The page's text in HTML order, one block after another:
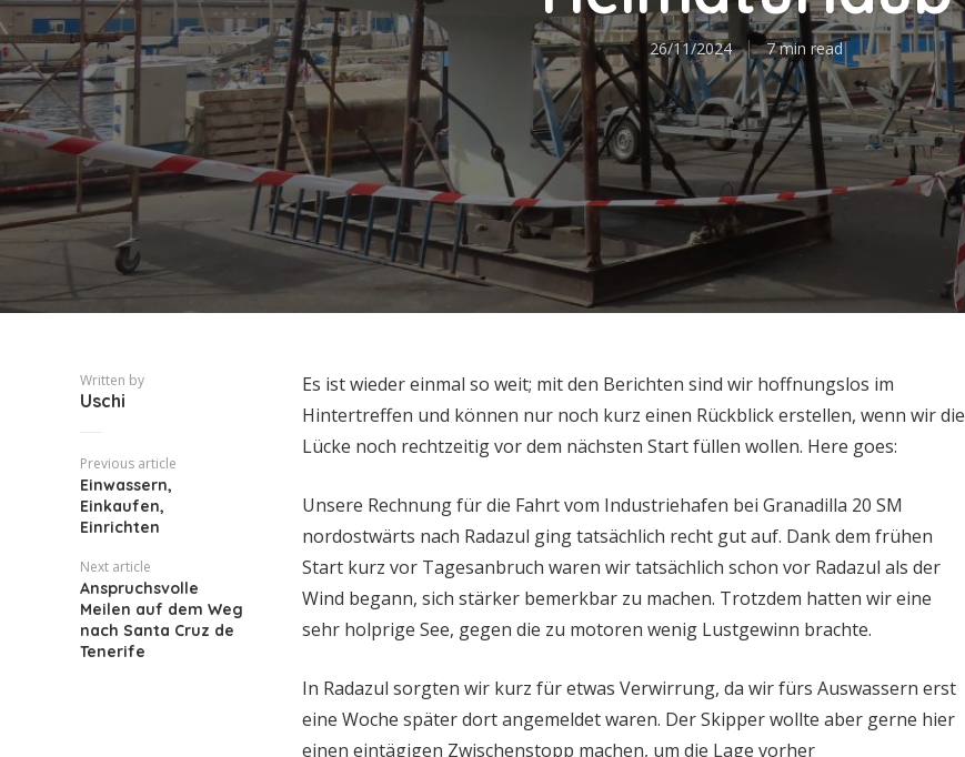
26/11/2024 7 min read
Written by
Uschi
Previous article
Einwassern,
Einkaufen,
Einrichten
Next article
Anspruchsvolle
Meilen auf dem Weg
nach Santa Cruz de
Tenerife
Es ist wieder einmal so weit; mit den Berichten sind wir hoffnungslos im
Hintertreffen und können nur noch kurz einen Rückblick erstellen, wenn wir die
Lücke noch rechtzeitig vor dem nächsten Start füllen wollen. Here goes:
Unsere Rechnung für die Fahrt vom Industriehafen bei Granadilla 20 SM
nordostwärts nach Radazul ging tatsächlich recht gut auf. Dank dem frühen
Start kurz vor Tagesanbruch waren wir tatsächlich schon vor Radazul als der
Wind begann, sich stärker bemerkbar zu machen. Trotzdem hatten wir eine
sehr holprige See, gegen die zu motoren wenig Lustgewinn brachte.
In Radazul sorgten wir kurz für etwas Verwirrung, da wir fürs Auswassern erst
eine Woche später dort angemeldet waren. Der Skipper wollte aber gerne hier
einen eintägigen Zwischenstopp machen, um die Lage vorher